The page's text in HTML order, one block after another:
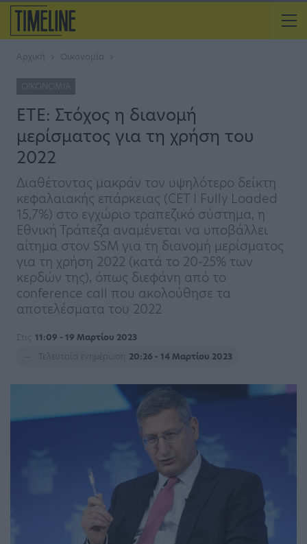
Αρχική Οικονομία
ΟΙΚΟΝΟΜΊΑ
ΕΤΕ: Στόχος η διανομή
μερίσματος για τη χρήση του
2022
Διαθέτοντας μακράν τον υψηλότερο δείκτη
κεφαλαιακής επάρκειας (CET I Fully Loaded
15,7%) στο εγχώριο τραπεζικό σύστημα, η
Εθνική Τράπεζα αναμένεται να υποβάλλει
αίτημα στον SSM για τη διανομή μερίσματος
για τη χρήση 2022 (κατά το 20-25% των
κερδών της), όπως διεφάνη από το
conference call που ακολούθησε τα
αποτελέσματα του 2022
Στις 11:09 - 19 Μαρτίου 2023
Τελευταία ενημέρωση
20:26 - 14 Μαρτίου 2023